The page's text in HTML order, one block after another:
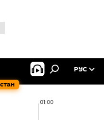
РУС
01:00